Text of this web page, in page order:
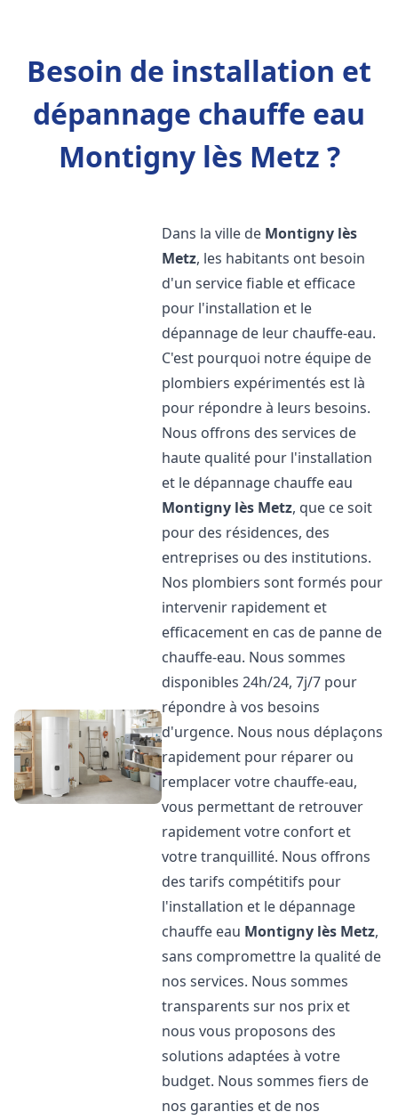
Besoin de installation et
dépannage chauffe eau
Montigny lès Metz ?
Dans la ville de Montigny lès
Metz, les habitants ont besoin
d'un service fiable et efficace
pour l'installation et le
dépannage de leur chauffe-eau.
C'est pourquoi notre équipe de
plombiers expérimentés est là
pour répondre à leurs besoins.
Nous offrons des services de
haute qualité pour l'installation
et le dépannage chauffe eau
Montigny lès Metz, que ce soit
pour des résidences, des
entreprises ou des institutions.
Nos plombiers sont formés pour
intervenir rapidement et
efficacement en cas de panne de
chauffe-eau. Nous sommes
disponibles 24h/24, 7j/7 pour
répondre à vos besoins
d'urgence. Nous nous déplaçons
rapidement pour réparer ou
remplacer votre chauffe-eau,
vous permettant de retrouver
rapidement votre confort et
votre tranquillité. Nous offrons
des tarifs compétitifs pour
l'installation et le dépannage
chauffe eau Montigny lès Metz,
sans compromettre la qualité de
nos services. Nous sommes
transparents sur nos prix et
nous vous proposons des
solutions adaptées à votre
budget. Nous sommes fiers de
nos garanties et de nos